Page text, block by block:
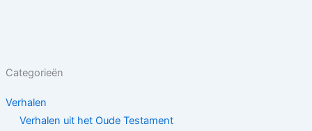
Categorieën
Verhalen
Verhalen uit het Oude Testament